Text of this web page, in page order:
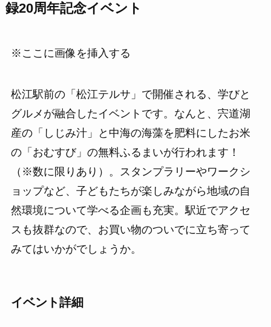
録20周年記念イベント
※ここに画像を挿入する
松江駅前の「松江テルサ」で開催される、学びと
グルメが融合したイベントです。なんと、宍道湖
産の「しじみ汁」と中海の海藻を肥料にしたお米
の「おむすび」の無料ふるまいが行われます！
（※数に限りあり）。スタンプラリーやワークシ
ョップなど、子どもたちが楽しみながら地域の自
然環境について学べる企画も充実。駅近でアクセ
スも抜群なので、お買い物のついでに立ち寄って
みてはいかがでしょうか。
イベント詳細